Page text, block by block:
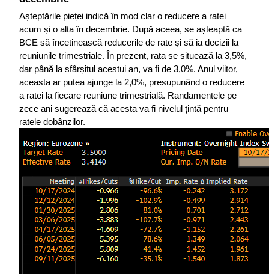
Așteptările pieței indică în mod clar o reducere a ratei
acum și o alta în decembrie. După aceea, se așteaptă ca
BCE să încetinească reducerile de rate și să ia decizii la
reuniunile trimestriale. În prezent, rata se situează la 3,5%,
dar până la sfârșitul acestui an, va fi de 3,0%. Anul viitor,
aceasta ar putea ajunge la 2,0%, presupunând o reducere
a ratei la fiecare reuniune trimestrială. Randamentele pe
zece ani sugerează că acesta va fi nivelul țintă pentru
ratele dobânzilor.